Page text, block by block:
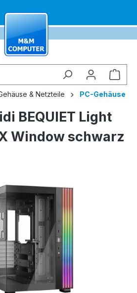
& Netzteile PC-Gehäuse
BEQUIET Light
Window schwarz